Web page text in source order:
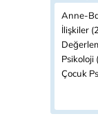
Anne-
İlişkiler
Psikoloji
Çocuk